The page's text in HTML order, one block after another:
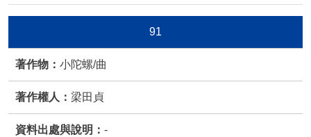
91
小陀螺/曲
梁田貞
-